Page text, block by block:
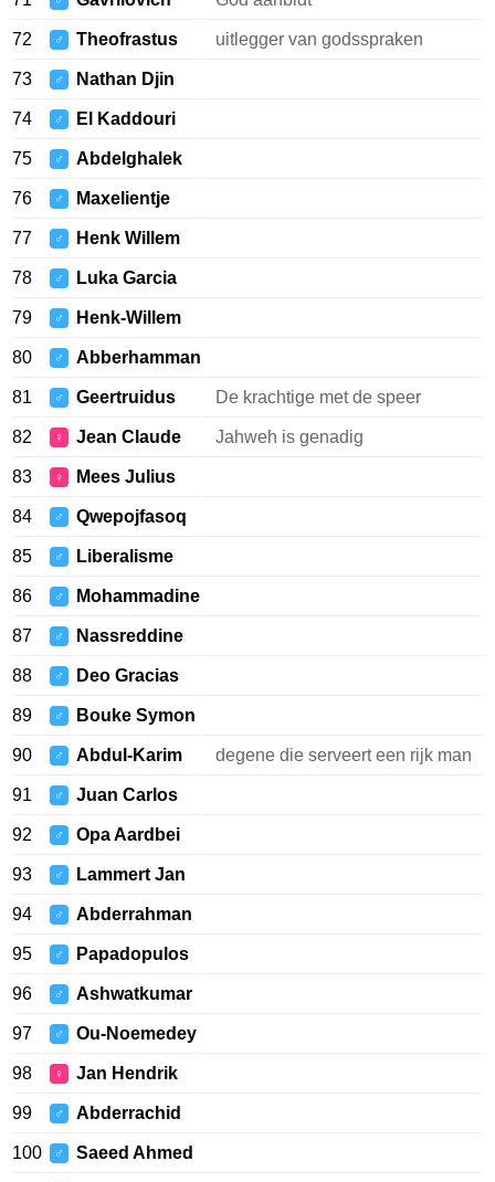
72 ♂ Theofrastus uitlegger van godsspraken
73 ♂ Nathan Djin
74 ♂ El Kaddouri
75 ♂ Abdelghalek
76 ♂ Maxelientje
77 ♂ Henk Willem
78 ♂ Luka Garcia
79 ♂ Henk-Willem
80 ♂ Abberhamman
81 ♂ Geertruidus De krachtige met de speer
82 ♀ Jean Claude Jahweh is genadig
83 ♀ Mees Julius
84 ♂ Qwepojfasoq
85 ♂ Liberalisme
86 ♂ Mohammadine
87 ♂ Nassreddine
88 ♂ Deo Gracias
89 ♂ Bouke Symon
90 ♂ Abdul-Karim degene die serveert een rijk man
91 ♂ Juan Carlos
92 ♂ Opa Aardbei
93 ♂ Lammert Jan
94 ♂ Abderrahman
95 ♂ Papadopulos
96 ♂ Ashwatkumar
97 ♂ Ou-Noemedey
98 ♀ Jan Hendrik
99 ♂ Abderrachid
100 ♂ Saeed Ahmed